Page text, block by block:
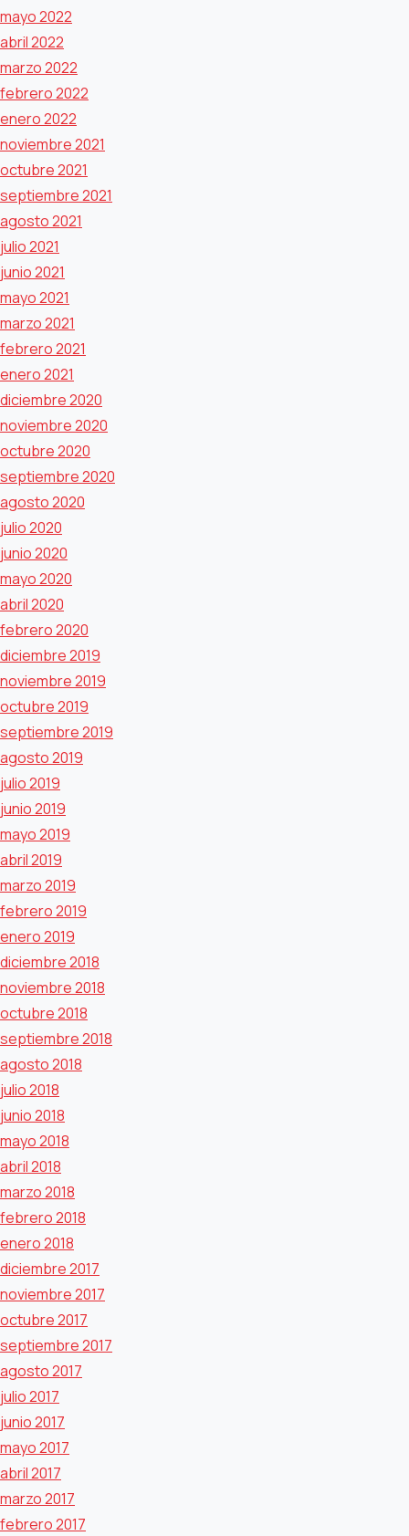
mayo 2022
abril 2022
marzo 2022
febrero 2022
enero 2022
noviembre 2021
octubre 2021
septiembre 2021
agosto 2021
julio 2021
junio 2021
mayo 2021
marzo 2021
febrero 2021
enero 2021
diciembre 2020
noviembre 2020
octubre 2020
septiembre 2020
agosto 2020
julio 2020
junio 2020
mayo 2020
abril 2020
febrero 2020
diciembre 2019
noviembre 2019
octubre 2019
septiembre 2019
agosto 2019
julio 2019
junio 2019
mayo 2019
abril 2019
marzo 2019
febrero 2019
enero 2019
diciembre 2018
noviembre 2018
octubre 2018
septiembre 2018
agosto 2018
julio 2018
junio 2018
mayo 2018
abril 2018
marzo 2018
febrero 2018
enero 2018
diciembre 2017
noviembre 2017
octubre 2017
septiembre 2017
agosto 2017
julio 2017
junio 2017
mayo 2017
abril 2017
marzo 2017
febrero 2017